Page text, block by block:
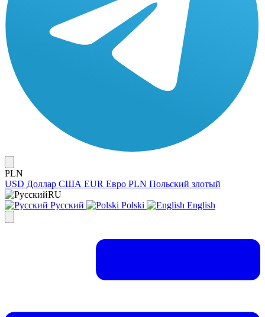
PLN
USD Доллар США EUR Евро PLN Польский злотый
RU
Русский
Polski English